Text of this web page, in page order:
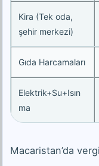
Kira (Tek oda,
şehir merkezi)
Gıda Harcamaları
Elektrik+Su+Isın
ma
Macaristan’da